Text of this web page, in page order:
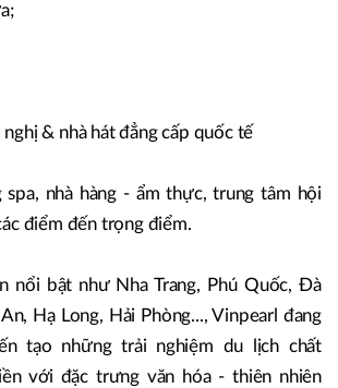
nghị & nhà hát đẳng cấp quốc tế
spa, nhà hàng - ẩm thực, trung tâm hội
điểm đến trọng điểm.
nổi bật như Nha Trang, Phú Quốc, Đà
Hạ Long, Hải Phòng..., Vinpearl đang
tạo những trải nghiệm du lịch chất
với đặc trưng văn hóa - thiên nhiên